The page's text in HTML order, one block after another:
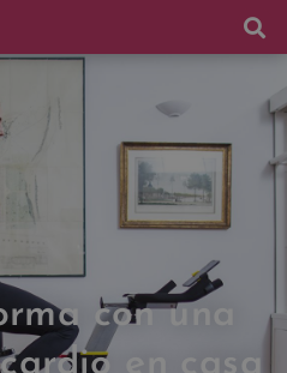
con una
en casa